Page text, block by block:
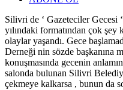
Silivri de ‘ Gazeteciler
yılındaki formatından çok
olaylar yaşandı. Gece
Derneği nin sözde başkanına
konuşmasında gecenin
salonda bulunan Silivri
çekmeye kalkarsa , bunun da